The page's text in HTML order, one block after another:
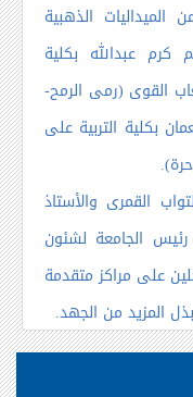
الذهبية
كرم عبدالله بكلية
القوى (رمى الرمح-
بكلية التربية على
القمرى والأستاذ
رئيس الجامعة لشئون
على مراكز متقدمة
المزيد من الجهد.